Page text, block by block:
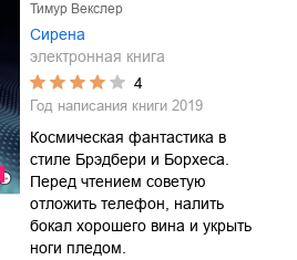
Тимур Векслер
Сирена
электронная книга
4
Год написания книги 2019
Космическая фантастика в
стиле Брэдбери и Борхеса.
Перед чтением советую
отложить телефон, налить
бокал хорошего вина и укрыть
ноги пледом.